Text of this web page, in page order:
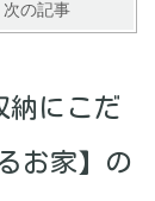
次の記事
納にこだ
お家】の